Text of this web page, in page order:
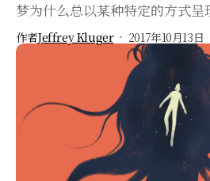
梦为什么总以某种特定的方式呈
作者Jeffrey Kluger 2017年10月13日